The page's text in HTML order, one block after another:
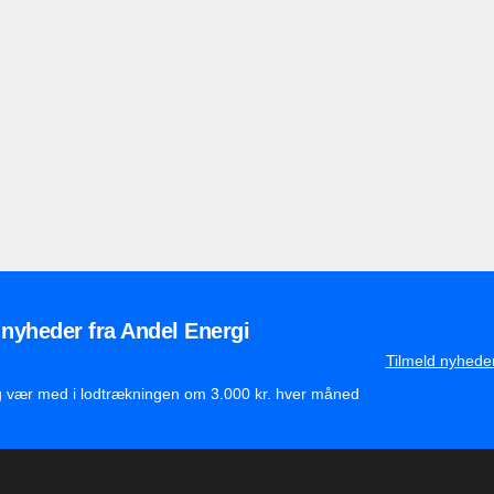
fra Andel Energi
vær med i lodtrækningen om 3.000 kr. hver måned
Tilmeld